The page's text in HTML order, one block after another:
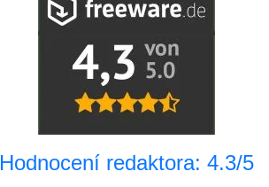
Hodnocení redaktora: 4.3/5